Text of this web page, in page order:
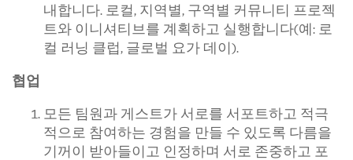
내합니다. 로컬, 지역별, 구역별 커뮤니티 프로젝
트와 이니셔티브를 계획하고 실행합니다(예: 로
컬 러닝 클럽, 글로벌 요가 데이).
협업
모든 팀원과 게스트가 서로를 서포트하고 적극
적으로 참여하는 경험을 만들 수 있도록 다름을
기꺼이 받아들이고 인정하며 서로 존중하고 포